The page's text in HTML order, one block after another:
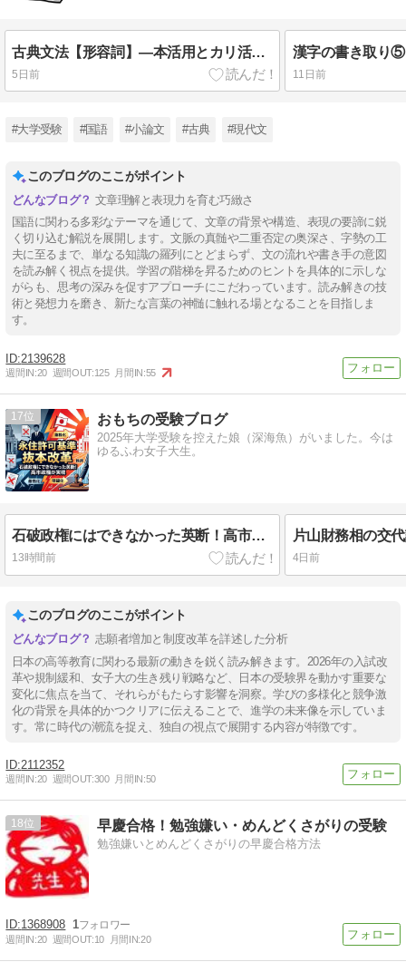
古典文法【形容詞】―本活用とカリ活用―
5日前
漢字の書き取り⑤
11日前
#大学受験 #国語 #小論文 #古典 #現代文
このブログのここがポイント
文章理解と表現力を育む巧緻さ
国語に関わる多彩なテーマを通じて、文章の背景や構造、表現の要諦に鋭
く切り込む解説を展開します。文脈の真髄や二重否定の奥深さ、字勢の工
夫に至るまで、単なる知識の羅列にとどまらず、文の流れや書き手の意図
を読み解く視点を提供。学習の階梯を昇るためのヒントを具体的に示しな
がらも、思考の深みを促すアプローチにこだわっています。読み解きの技
術と発想力を磨き、新たな言葉の神髄に触れる場となることを目指しま
す。
2139628
週間IN:20 週間OUT:125 月間IN:55
17 おもちの受験ブログ
2025年大学受験を控えた娘（深海魚）がいました。今は
ゆるふわ女子大生。
石破政権にはできなかった英断！高市政権だからこそ実現した「永住許可基準」の抜本改革
13時間前 4日前
このブログのここがポイント
志願者増加と制度改革を詳述した分析
日本の高等教育に関わる最新の動きを鋭く読み解きます。2026年の入試改
革や規制緩和、女子大の生き残り戦略など、日本の受験界を動かす重要な
変化に焦点を当て、それらがもたらす影響を洞察。学びの多様化と競争激
化の背景を具体的かつクリアに伝えることで、進学の未来像を示していま
す。常に時代の潮流を捉え、独自の視点で展開する内容が特徴です。
2112352
週間IN:20 週間OUT:300 月間IN:50
18 早慶合格！勉強嫌い・めんどくさがりの受験
勉強嫌いとめんどくさがりの早慶合格方法
1368908 1
週間IN:20 週間OUT:10 月間IN:20